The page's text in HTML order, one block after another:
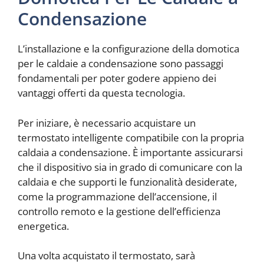
Condensazione
L’installazione e la configurazione della domotica
per le caldaie a condensazione sono passaggi
fondamentali per poter godere appieno dei
vantaggi offerti da questa tecnologia.
Per iniziare, è necessario acquistare un
termostato intelligente compatibile con la propria
caldaia a condensazione. È importante assicurarsi
che il dispositivo sia in grado di comunicare con la
caldaia e che supporti le funzionalità desiderate,
come la programmazione dell’accensione, il
controllo remoto e la gestione dell’efficienza
energetica.
Una volta acquistato il termostato, sarà